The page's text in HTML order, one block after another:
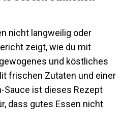
nicht langweilig oder
zeigt, wie du mit
und köstliches
frischen Zutaten und einer
Sauce ist dieses Rezept
dass gutes Essen nicht